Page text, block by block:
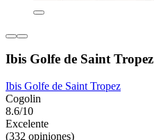
Ibis Golfe de Saint Tropez
Ibis Golfe de Saint Tropez
Cogolin
8.6/10
Excelente
(332 opiniones)